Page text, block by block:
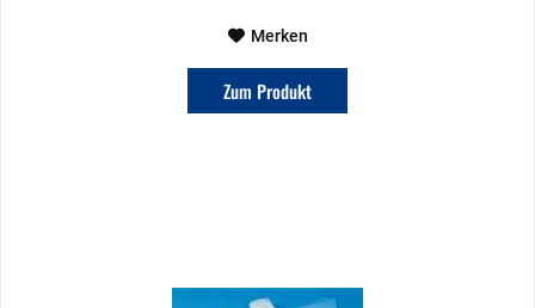
Merken
Zum Produkt